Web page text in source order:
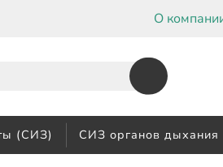
О
(СИЗ) СИЗ органов дыхания